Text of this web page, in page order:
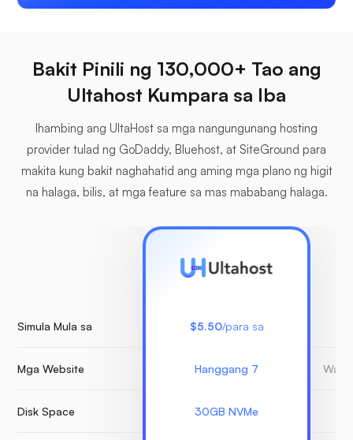
Bakit Pinili ng 130,000+ Tao ang
Ultahost Kumpara sa Iba
Ihambing ang UltaHost sa mga nangungunang hosting
provider tulad ng GoDaddy, Bluehost, at SiteGround para
makita kung bakit naghahatid ang aming mga plano ng higit
na halaga, bilis, at mga feature sa mas mababang halaga.
Simula Mula sa
Mga Website
Disk Space
$5.50/para sa
Hanggang 7
30GB NVMe